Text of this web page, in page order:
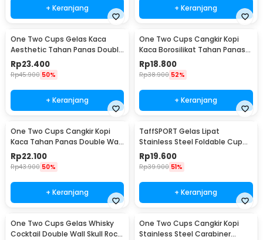
+ Keranjang + Keranjang
One Two Cups Gelas Kaca
Aesthetic Tahan Panas Double
Wall Glass 433ml - PLY1704
Rp23.400
Rp45.900 50%
+ Keranjang
One Two Cups Cangkir Kopi
Kaca Borosilikat Tahan Panas
Double Wall Cup 160ml
Rp18.800
Rp38.900 52%
+ Keranjang
One Two Cups Cangkir Kopi
Kaca Tahan Panas Double Wall
Cup 180ml - DOME240
Rp22.100
Rp43.900 50%
+ Keranjang
TaffSPORT Gelas Lipat
Stainless Steel Foldable Cup
Carabiner 240ml - F180
Rp19.600
Rp39.900 51%
+ Keranjang
One Two Cups Gelas Whisky
Cocktail Double Wall Skull Rock
One Two Cups Cangkir Kopi
Stainless Steel Carabiner